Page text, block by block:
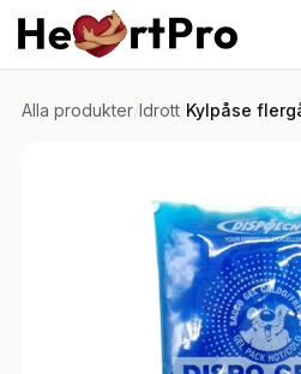
Hoppa till innehållet
Alla produkter/ Idrott/ Kylpåse